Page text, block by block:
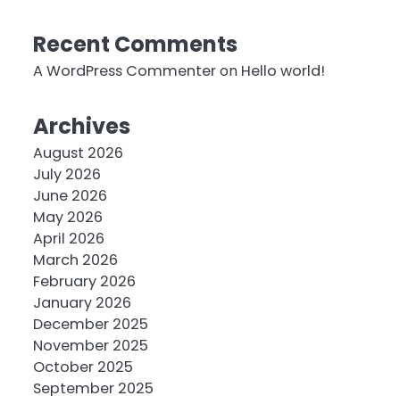
Recent Comments
A WordPress Commenteron Hello world!
Archives
August 2026
July 2026
June 2026
May 2026
April 2026
March 2026
February 2026
January 2026
December 2025
November 2025
October 2025
September 2025